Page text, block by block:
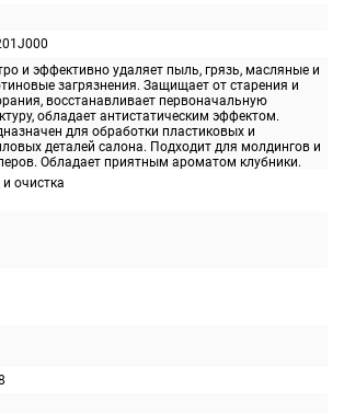
и эффективно удаляет пыль, грязь, масляные и
загрязнения. Защищает от старения и
восстанавливает первоначальную
обладает антистатическим эффектом.
для обработки пластиковых и
деталей салона. Подходит для молдингов и
Обладает приятным ароматом клубники.
и очистка